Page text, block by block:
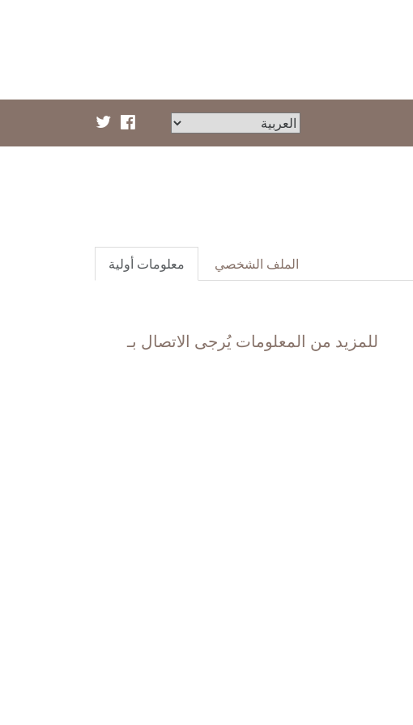
معلومات أولية الملف الشخصي
للمزيد من المعلومات يُرجى الاتصال بـ